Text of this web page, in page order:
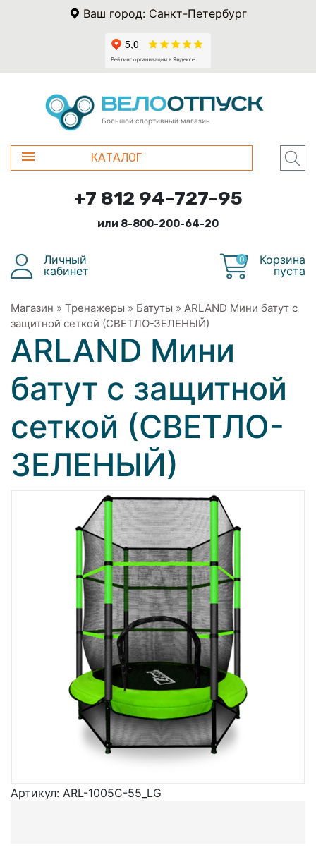
Ваш город: Санкт-Петербург
Большой спортивный магазин
КАТАЛОГ
+7 812 94-727-95
или 8-800-200-64-20
Личный
кабинет
0
Корзина
пуста
Магазин » Тренажеры » Батуты » ARLAND Мини батут с
защитной сеткой (СВЕТЛО-ЗЕЛЕНЫЙ)
ARLAND Мини
батут с защитной
сеткой (СВЕТЛО-
ЗЕЛЕНЫЙ)
Артикул: ARL-1005C-55_LG